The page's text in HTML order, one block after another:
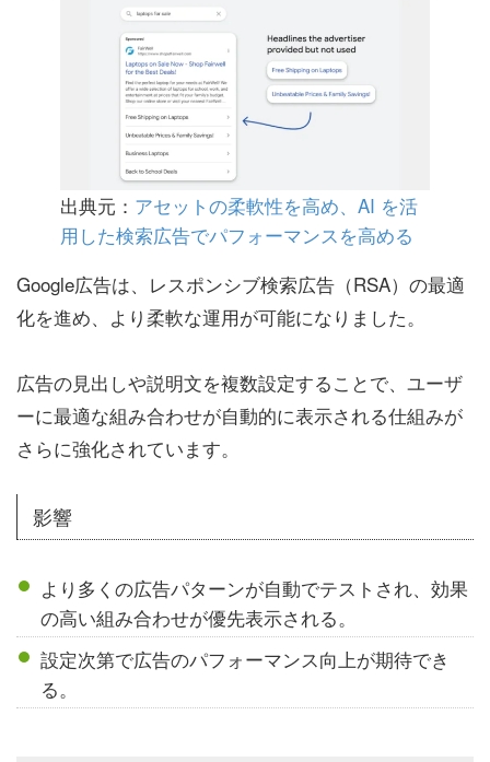
出典元： アセットの柔軟性を高め、AI を活
用した検索広告でパフォーマンスを高める
Google広告は、レスポンシブ検索広告（RSA）の最適
化を進め、より柔軟な運用が可能になりました。
広告の見出しや説明文を複数設定することで、ユーザ
ーに最適な組み合わせが自動的に表示される仕組みが
さらに強化されています。
影響
より多くの広告パターンが自動でテストされ、効果
の高い組み合わせが優先表示される。
設定次第で広告のパフォーマンス向上が期待でき
る。